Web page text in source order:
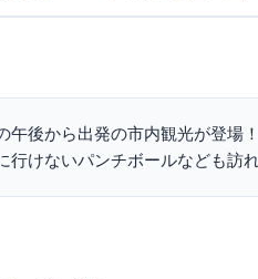
午後から出発の市内観光が登場
けないパンチボールなども訪れ